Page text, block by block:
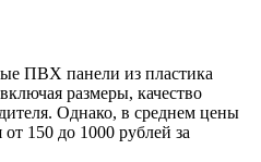
ПВХ панели из пластика
размеры, качество
Однако, в среднем цены
150 до 1000 рублей за